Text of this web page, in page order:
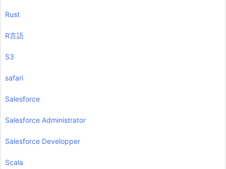
Rust
R言語
S3
safari
Salesforce
Salesforce Administrator
Salesforce Developper
Scala